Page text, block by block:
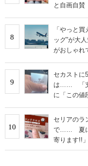
と自画自賛
8
「やっと
ッグ”が大
がおしゃれ
9
セカストに
は…… 「支
に「この値
10
セリアのラ
で…… 夏に
寄ります!!